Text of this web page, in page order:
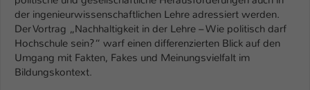
der ingenieurwissenschaftlichen Lehre adressiert werden.
Der Vortrag „Nachhaltigkeit in der Lehre – Wie politisch darf
Hochschule sein?“ warf einen differenzierten Blick auf den
Umgang mit Fakten, Fakes und Meinungsvielfalt im
Bildungskontext.
Zweck
Einstellungen. Unter anderem eine zufällig
generierte ID, für die historische
Speicherung Ihrer vorgenommen
Einstellungen, falls der Webseiten-
Betreiber dies eingestellt hat.